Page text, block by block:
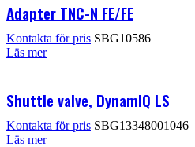
Adapter TNC-N FE/FE
Kontakta för pris SBG10586
Läs mer
Shuttle valve, DynamIQ LS
Kontakta för pris SBG13348001046
Läs mer